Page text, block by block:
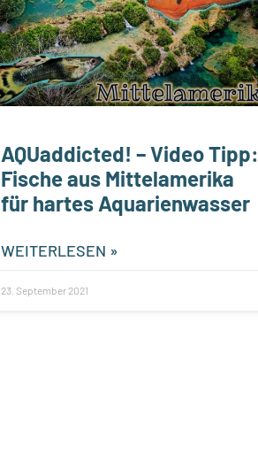
AQUaddicted! – Video Tipp:
Fische aus Mittelamerika
für hartes Aquarienwasser
WEITERLESEN »
23. September 2021